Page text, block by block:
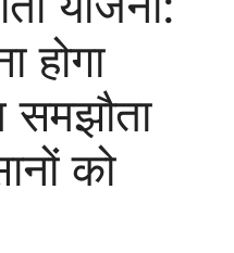
होगा
समझौता
को